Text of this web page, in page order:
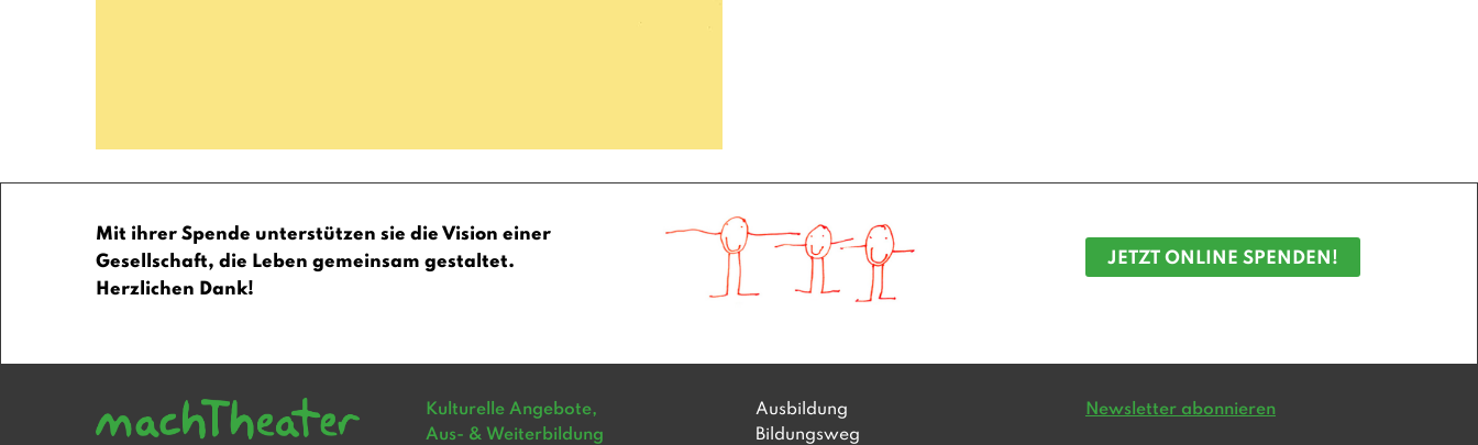
Mit ihrer Spende unterstützen sie die Vision einer
Gesellschaft, die Leben gemeinsam gestaltet.
Herzlichen Dank!
JETZT ONLINE SPENDEN!
Kulturelle Angebote,
Aus- & Weiterbildung
Ausbildung
Bildungsweg
Newsletter abonnieren